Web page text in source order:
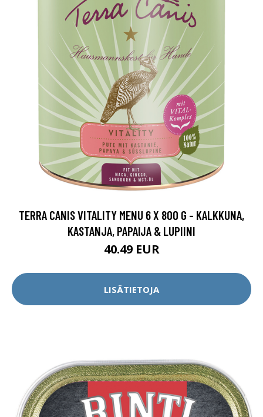
TERRA CANIS VITALITY MENU 6 X 800 G - KALKKUNA,
KASTANJA, PAPAIJA & LUPIINI
40.49 EUR
LISÄTIETOJA